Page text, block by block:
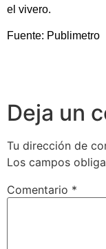
el vivero.
Fuente: Publimetro
Deja un
Tu dirección de
Los campos
Comentario *